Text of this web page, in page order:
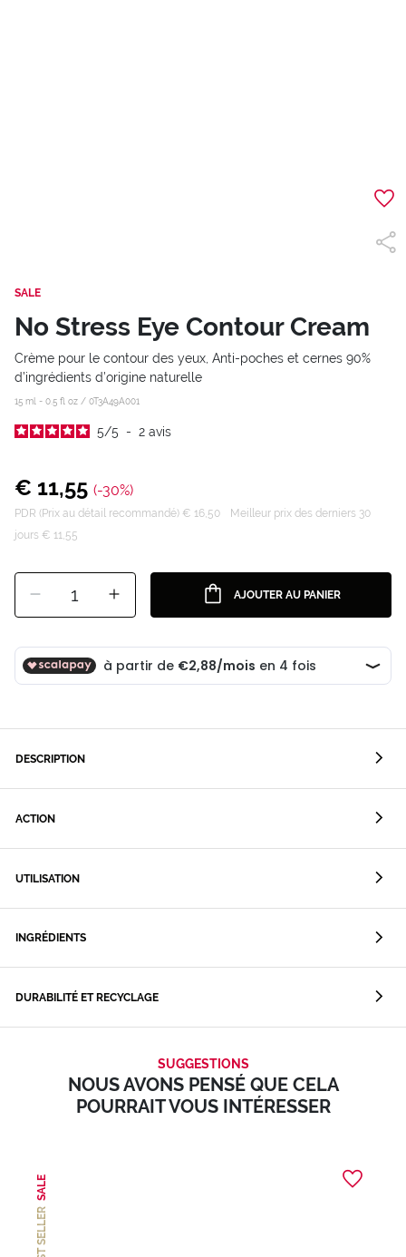
SALE
No Stress Eye Contour Cream
Crème pour le contour des yeux, Anti-poches et cernes 90%
d’ingrédients d’origine naturelle
15 ml - 0.5 fl oz / 0T3A49A001
5/5 - 2 avis
€ 11,55 (-30%)
PDR (Prix au détail recommandé) € 16,50
Meilleur prix des derniers 30
jours € 11,55
1 AJOUTER AU PANIER
DESCRIPTION
ACTION
UTILISATION
INGRÉDIENTS
DURABILITÉ ET RECYCLAGE
SUGGESTIONS
NOUS AVONS PENSÉ QUE CELA
POURRAIT VOUS INTÉRESSER
BEST SELLER
SALE